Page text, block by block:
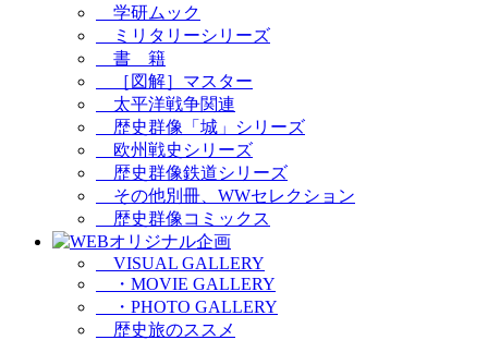
学研ムック
ミリタリーシリーズ
書 籍
［図解］マスター
太平洋戦争関連
歴史群像「城」シリーズ
欧州戦史シリーズ
歴史群像鉄道シリーズ
その他別冊、WWセレクション
歴史群像コミックス
VISUAL GALLERY
・MOVIE GALLERY
・PHOTO GALLERY
歴史旅のススメ